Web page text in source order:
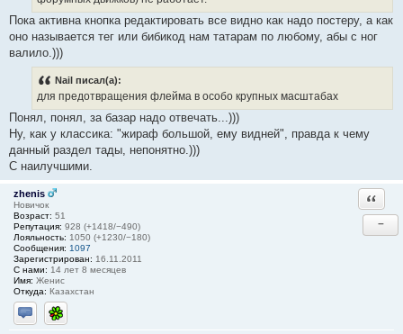
Пока активна кнопка редактировать все видно как надо постеру, а как
оно называется тег или бибикод нам татарам по любому, абы с ног
валило.)))
Nail писал(а):
для предотвращения флейма в особо крупных масштабах
Понял, понял, за базар надо отвечать...)))
Ну, как у классика: "жираф большой, ему видней", правда к чему
данный раздел тады, непонятно.)))
С наилучшими.
zhenis
Новичок
Возраст: 51
Репутация: 928 (+1418/−490)
Лояльность: 1050 (+1230/−180)
Сообщения: 1097
Зарегистрирован: 16.11.2011
С нами: 14 лет 8 месяцев
Имя: Женис
Откуда: Казахстан
Отправить личное сообщение
ICQ
−